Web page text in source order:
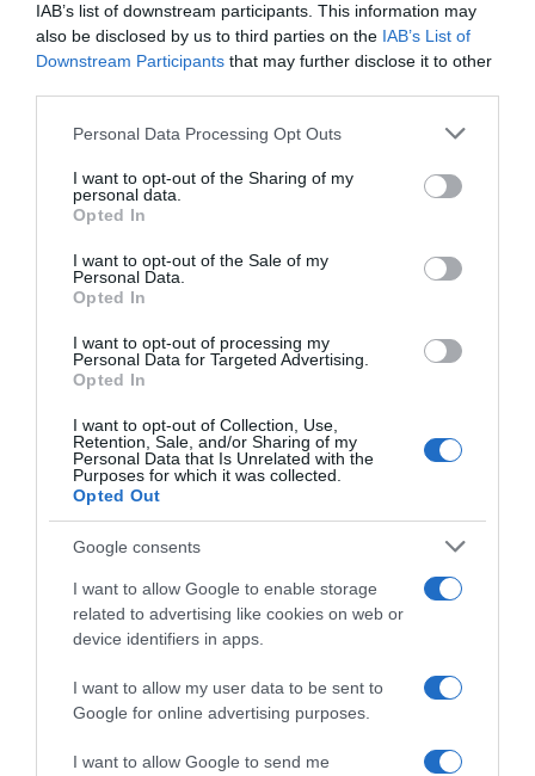
IAB’s list of downstream participants. This information may
also be disclosed by us to third parties on the IAB’s List of
Downstream Participants that may further disclose it to other
Please note that this website/app uses one or more Google
not limited to your visit or usage behaviour. You may click to
grant or deny consent to Google and its third-party tags to
use your data for below specified purposes in below Google
consent section.
Personal Data Processing Opt Outs
I want to opt-out of the Sharing of my
personal data.
Opted In
I want to opt-out of the Sale of my
Personal Data.
Opted In
I want to opt-out of processing my
Personal Data for Targeted Advertising.
Opted In
I want to opt-out of Collection, Use,
Retention, Sale, and/or Sharing of my
Personal Data that Is Unrelated with the
Purposes for which it was collected.
Opted Out
Google consents
I want to allow Google to enable storage
related to advertising like cookies on web or
device identifiers in apps.
I want to allow my user data to be sent to
Google for online advertising purposes.
I want to allow Google to send me
Τι έδειξε μελέτη
ΟΙΚΟΝΟΜΙΑ
Μελέτη του ΣΒΕ με την Deloitte για την
επαγγελματική εκπαίδευση, κατάρτιση και
ανάπτυξη δεξιοτήτων στην ελληνική
βιομηχανία
Η μελέτη εκπονήθηκε από το Τμήμα Συμβουλευτικών
Υπηρεσιών της Deloitte σε συνεργασία με το ΙΝΣΒΕ
10.04.2024 - 12:32